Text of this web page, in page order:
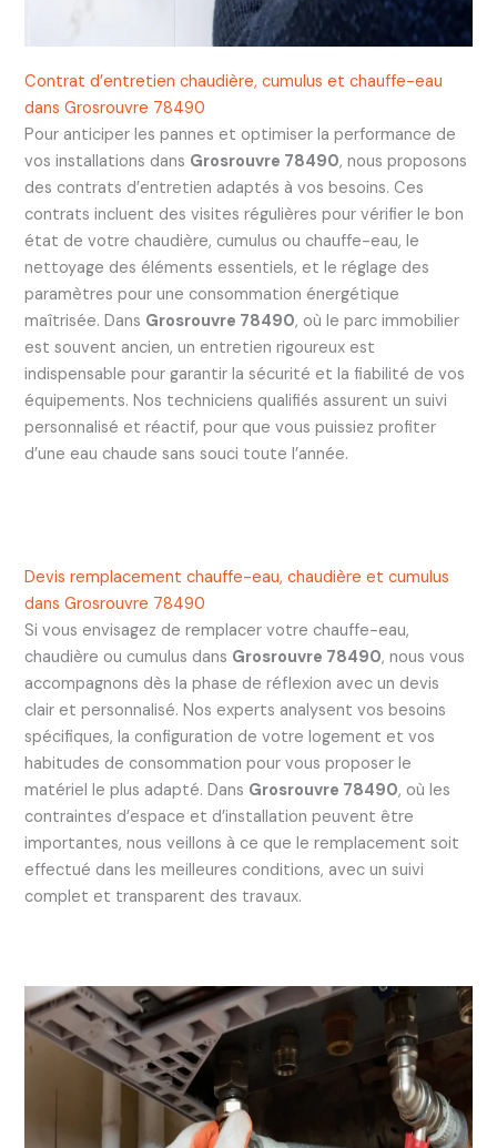
Contrat d’entretien chaudière, cumulus et chauffe-eau
dans Grosrouvre 78490
Pour anticiper les pannes et optimiser la performance de
vos installations dans Grosrouvre 78490, nous proposons
des contrats d’entretien adaptés à vos besoins. Ces
contrats incluent des visites régulières pour vérifier le bon
état de votre chaudière, cumulus ou chauffe-eau, le
nettoyage des éléments essentiels, et le réglage des
paramètres pour une consommation énergétique
maîtrisée. Dans Grosrouvre 78490, où le parc immobilier
est souvent ancien, un entretien rigoureux est
indispensable pour garantir la sécurité et la fiabilité de vos
équipements. Nos techniciens qualifiés assurent un suivi
personnalisé et réactif, pour que vous puissiez profiter
d’une eau chaude sans souci toute l’année.
Devis remplacement chauffe-eau, chaudière et cumulus
dans Grosrouvre 78490
Si vous envisagez de remplacer votre chauffe-eau,
chaudière ou cumulus dans Grosrouvre 78490, nous vous
accompagnons dès la phase de réflexion avec un devis
clair et personnalisé. Nos experts analysent vos besoins
spécifiques, la configuration de votre logement et vos
habitudes de consommation pour vous proposer le
matériel le plus adapté. Dans Grosrouvre 78490, où les
contraintes d’espace et d’installation peuvent être
importantes, nous veillons à ce que le remplacement soit
effectué dans les meilleures conditions, avec un suivi
complet et transparent des travaux.